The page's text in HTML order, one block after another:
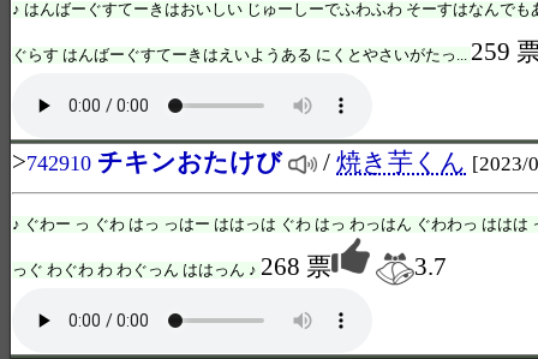
♪ はんばーぐすてーきはおいしい じゅーしーでふわふわ そーすはなんでも
ぐらす はんばーぐすてーきはえいようある にくとやさいがたっ... 259
>742910 チキンおたけび / 焼き芋くん [2023/
♪ ぐわー っ ぐわ はっ っはー ははっは ぐわ はっ わっはん ぐわわっ ははは
っぐ わぐわ わ わぐっん ははっん ♪ 268 票 3.7